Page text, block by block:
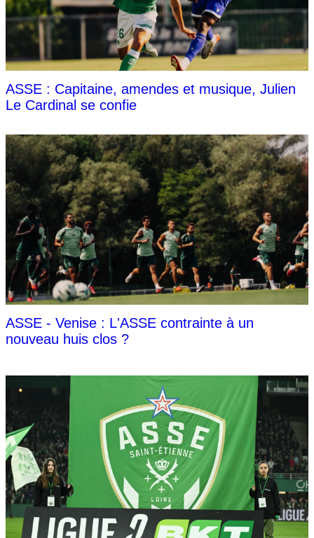
ASSE : Capitaine, amendes et musique, Julien
Le Cardinal se confie
ASSE - Venise : L'ASSE contrainte à un
nouveau huis clos ?